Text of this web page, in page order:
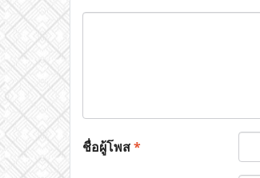
ชื่อผู้โพส*